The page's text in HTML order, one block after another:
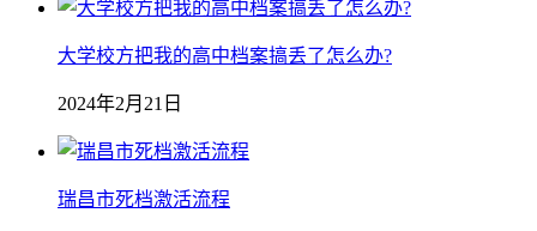
大学校方把我的高中档案搞丢了怎么办?
2024年2月21日
瑞昌市死档激活流程